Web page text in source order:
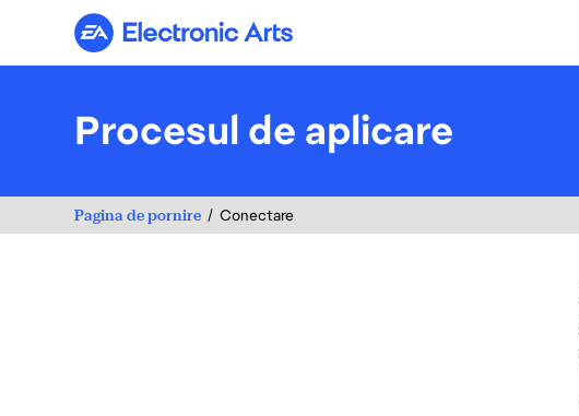
Electronic Arts
Procesul de aplicare
Pagina de pornire Conectare